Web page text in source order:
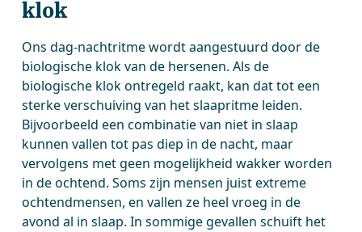
klok
Ons dag-nachtritme wordt aangestuurd door de
biologische klok van de hersenen. Als de
biologische klok ontregeld raakt, kan dat tot een
sterke verschuiving van het slaapritme leiden.
Bijvoorbeeld een combinatie van niet in slaap
kunnen vallen tot pas diep in de nacht, maar
vervolgens met geen mogelijkheid wakker worden
in de ochtend. Soms zijn mensen juist extreme
ochtendmensen, en vallen ze heel vroeg in de
avond al in slaap. In sommige gevallen schuift het